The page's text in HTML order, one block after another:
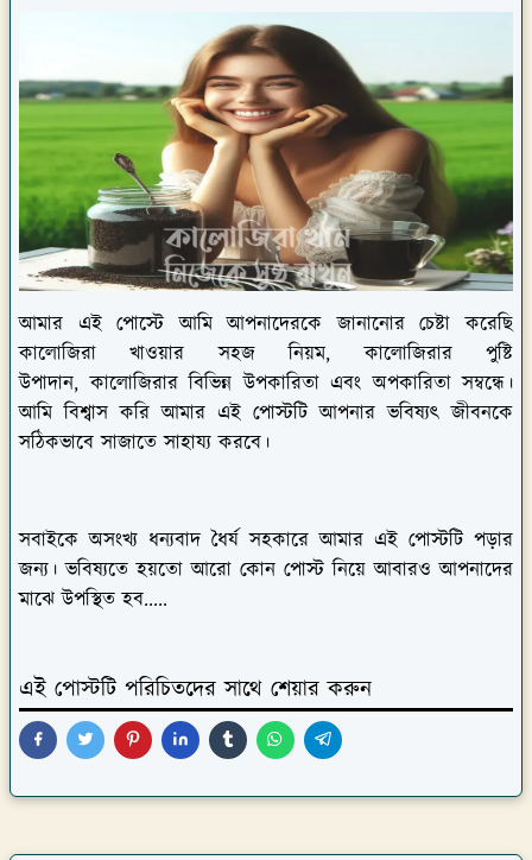
আমার এই পোস্টে আমি আপনাদেরকে জানানোর চেষ্টা করেছি
কালোজিরা খাওয়ার সহজ নিয়ম, কালোজিরার পুষ্টি
উপাদান, কালোজিরার বিভিন্ন উপকারিতা এবং অপকারিতা সম্বন্ধে।
আমি বিশ্বাস করি আমার এই পোস্টটি আপনার ভবিষ্যৎ জীবনকে
সঠিকভাবে সাজাতে সাহায্য করবে।
সবাইকে অসংখ্য ধন্যবাদ ধৈর্য সহকারে আমার এই পোস্টটি পড়ার
জন্য। ভবিষ্যতে হয়তো আরো কোন পোস্ট নিয়ে আবারও আপনাদের
মাঝে উপস্থিত হব.....
এই পোস্টটি পরিচিতদের সাথে শেয়ার করুন